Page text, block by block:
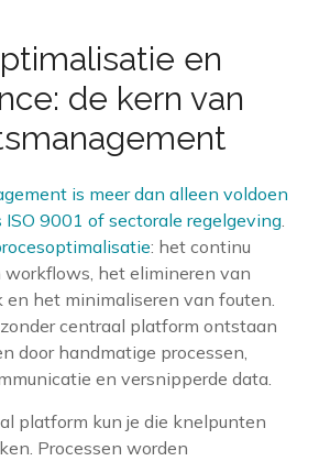
en
de kern van
is meer dan alleen voldoen
ISO 9001 of sectorale regelgeving
: het continu
het elimineren van
het minimaliseren van fouten.
centraal platform ontstaan
door handmatige processen,
en versnipperde data.
platform kun je die knelpunten
Processen worden